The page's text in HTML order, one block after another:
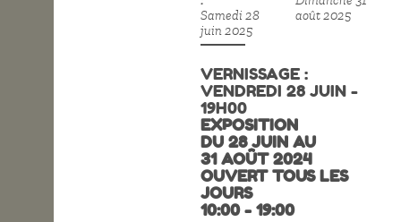
Samedi 28
juin 2025
août 2025
VERNISSAGE :
VENDREDI 28 JUIN -
19H00
EXPOSITION
DU 28 JUIN AU
31 AOÛT 2024
OUVERT TOUS LES
JOURS
10:00 - 19:00